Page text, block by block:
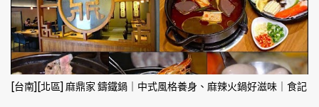
[台南][北區] 麻鼎家 鑄鐵鍋｜中式風格養身、麻辣火鍋好滋味｜食記